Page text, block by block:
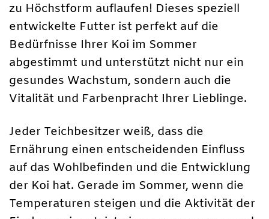
zu Höchstform auflaufen! Dieses speziell
entwickelte Futter ist perfekt auf die
Bedürfnisse Ihrer Koi im Sommer
abgestimmt und unterstützt nicht nur ein
gesundes Wachstum, sondern auch die
Vitalität und Farbenpracht Ihrer Lieblinge.
Jeder Teichbesitzer weiß, dass die
Ernährung einen entscheidenden Einfluss
auf das Wohlbefinden und die Entwicklung
der Koi hat. Gerade im Sommer, wenn die
Temperaturen steigen und die Aktivität der